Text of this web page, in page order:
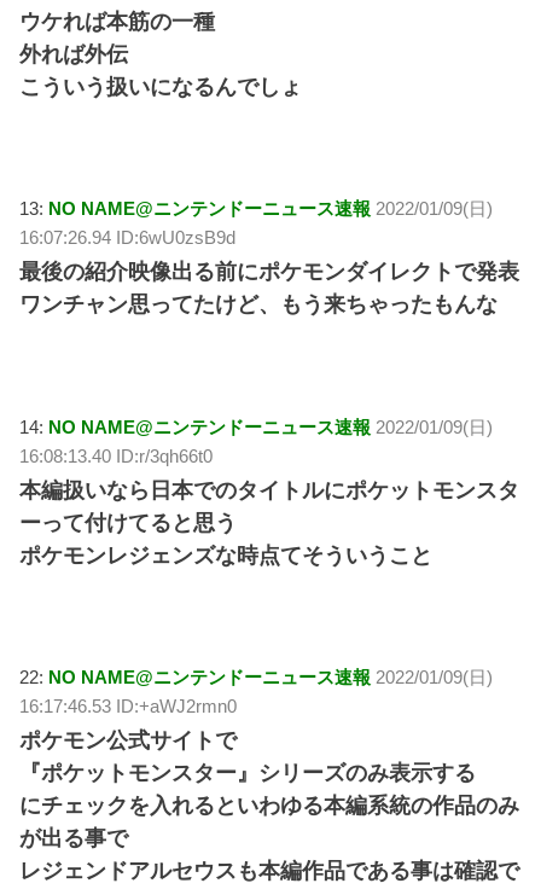
ウケれば本筋の一種
外れば外伝
こういう扱いになるんでしょ
13: NO NAME@ニンテンドーニュース速報 2022/01/09(日)
16:07:26.94 ID:6wU0zsB9d
最後の紹介映像出る前にポケモンダイレクトで発表
ワンチャン思ってたけど、もう来ちゃったもんな
14: NO NAME@ニンテンドーニュース速報 2022/01/09(日)
16:08:13.40 ID:r/3qh66t0
本編扱いなら日本でのタイトルにポケットモンスタ
ーって付けてると思う
ポケモンレジェンズな時点てそういうこと
22: NO NAME@ニンテンドーニュース速報 2022/01/09(日)
16:17:46.53 ID:+aWJ2rmn0
ポケモン公式サイトで
『ポケットモンスター』シリーズのみ表示する
にチェックを入れるといわゆる本編系統の作品のみ
が出る事で
レジェンドアルセウスも本編作品である事は確認で